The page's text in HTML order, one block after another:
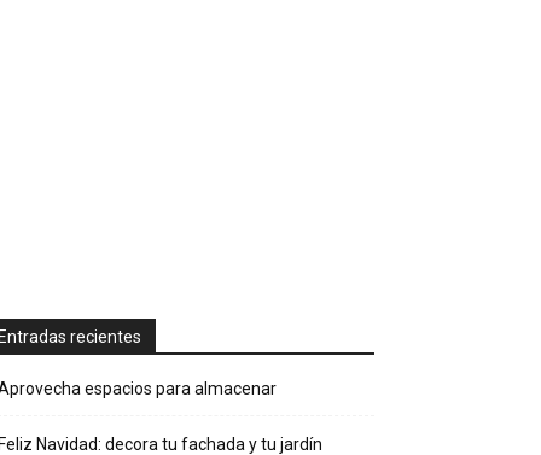
Entradas recientes
espacios para almacenar
Feliz Navidad: decora tu fachada y tu jardín